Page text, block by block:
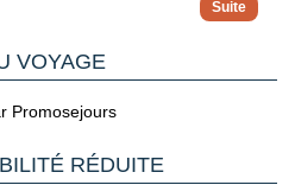
de nos départs de
d’acheminement vous seront
de vos documents de
VOYAGE
Promosejours
RÉDUITE